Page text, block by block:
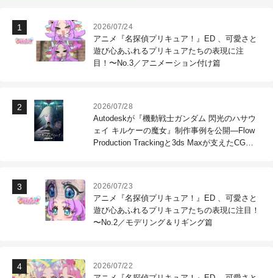
2026/07/24
アニメ『名探偵プリキュア！』ED 、可愛さと
遊び心あふれるプリキュアたちの表現に注
目！〜No.3／アニメーション付け篇
2026/07/28
Autodeskが『機動戦士ガンダム 閃光のハサウ
ェイ キルケーの魔女』制作事例を公開―Flow
Production Trackingと3ds Maxが支えたCG制
2026/07/23
アニメ『名探偵プリキュア！』ED 、可愛さと
遊び心あふれるプリキュアたちの表現に注目！
〜No.2／モデリング＆リギング篇
2026/07/22